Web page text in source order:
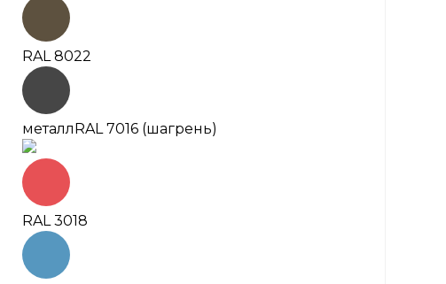
RAL 8022
металлRAL 7016 (шагрень)
RAL 3018